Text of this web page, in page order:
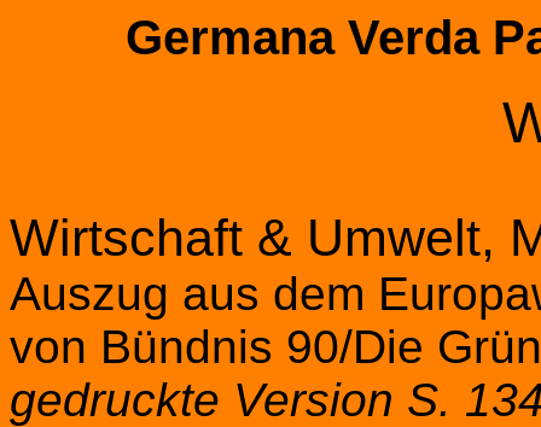
Germana Verda
Wirtschaft & Umwelt,
Auszug aus dem
von Bündnis 90/Die
gedruckte Version S.